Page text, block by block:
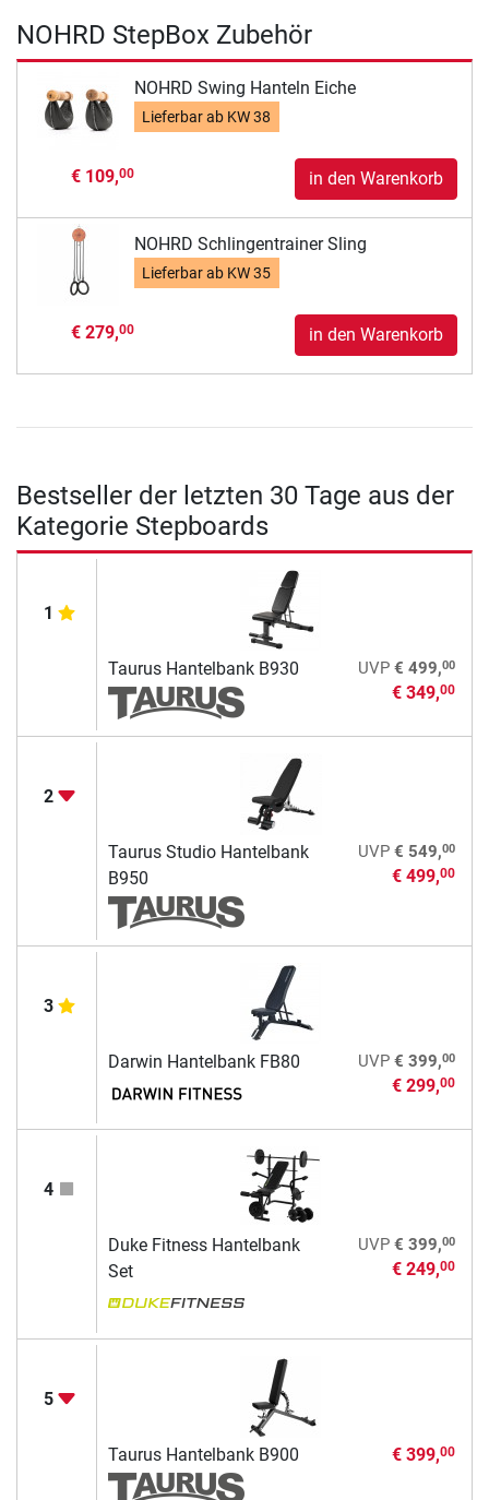
NOHRD StepBox Zubehör
NOHRD Swing Hanteln Eiche
Lieferbar ab KW 38
€ 109,00 in den Warenkorb
NOHRD Schlingentrainer Sling
Lieferbar ab KW 35
€ 279,00 in den Warenkorb
Bestseller der letzten 30 Tage aus der
Kategorie Stepboards
1
Taurus Hantelbank B930 UVP € 499,00
€ 349,00
2
Taurus Studio Hantelbank
B950
UVP € 549,00
€ 499,00
3
Darwin Hantelbank FB80 UVP € 399,00
€ 299,00
4
Duke Fitness Hantelbank
Set
UVP € 399,00
€ 249,00
5
Taurus Hantelbank B900 € 399,00